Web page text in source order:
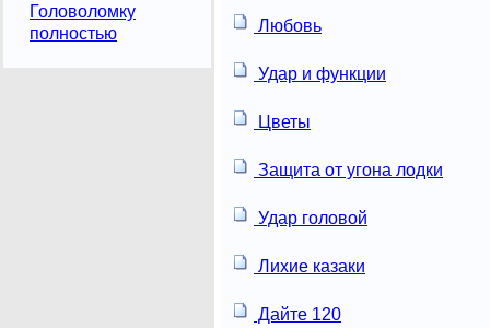
Головоломку
полностью
Любовь
Удар и функции
Цветы
Защита от угона лодки
Удар головой
Лихие казаки
Дайте 120